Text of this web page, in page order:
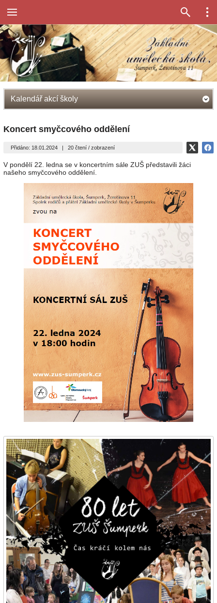
Kalendář akcí školy
Koncert smyčcového oddělení
Přidáno: 18.01.2024 | 20 čtení / zobrazení
V pondělí 22. ledna se v koncertním sále ZUŠ představili žáci
našeho smyčcového oddělení.